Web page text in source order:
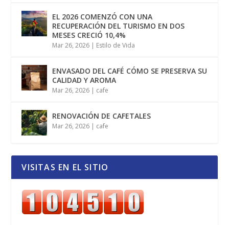
EL 2026 COMENZÓ CON UNA
RECUPERACIÓN DEL TURISMO EN DOS
MESES CRECIÓ 10,4%
Mar 26, 2026 | Estilo de Vida
ENVASADO DEL CAFÉ CÓMO SE PRESERVA SU
CALIDAD Y AROMA
Mar 26, 2026 | cafe
RENOVACIÓN DE CAFETALES
Mar 26, 2026 | cafe
VISITAS EN EL SITIO